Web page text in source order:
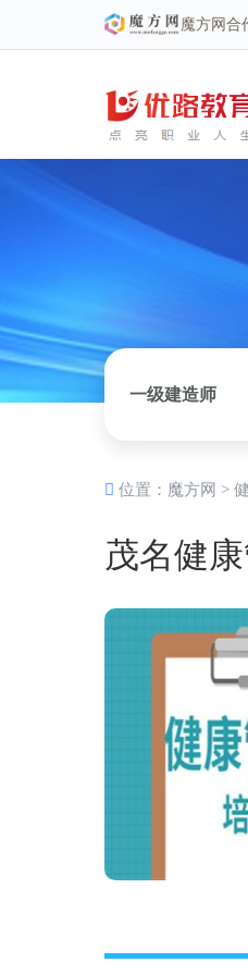
魔方网 合
一级建造师
位置： 魔方网 >
茂名健